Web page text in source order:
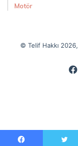
Motör
© Telif Hakkı